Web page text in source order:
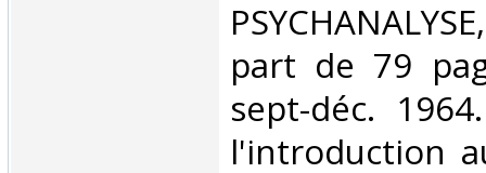
part de 79
sept-déc.
l'introduction